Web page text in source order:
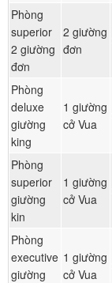
Phòng
superior
2 giường
đơn
2 giường
đơn
Phòng
deluxe
giường
king
1 giường
cở Vua
Phòng
superior
giường
kin
1 giường
cở Vua
Phòng
executive
giường
1 giường
cở Vua